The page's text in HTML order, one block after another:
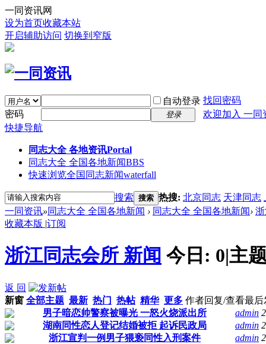
一同资讯网
设为首页收藏本站
开启辅助访问 切换到窄版
自动登录 找回密码
密码
登录
欢迎加入 一同
快捷导航
同志大全 各地资讯Portal
同志大全 全国各地新闻BBS
快速浏览全国同志新闻waterfall
搜索 搜索 热搜: 北京同志 天津同志
一同资讯»同志大全 全国各地新闻 › 同志大全 全国各地新闻›
收藏本版 |订阅
浙江同志会所 新闻 今日: 0|主
返 回
新窗 全部主题 最新 热门 热帖 精华 更多 作者回复/查看最后
男子暗恋帅警察被曝光 一怒火烧派出所
admin
湖南同性恋人登记结婚被拒 起诉民政局
admin
浙江宣判一例男子猥亵同性入刑案件
admin